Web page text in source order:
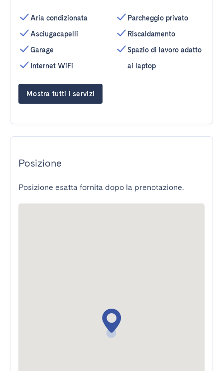
Aria condizionata
Asciugacapelli
Garage
Internet WiFi
Parcheggio privato
Riscaldamento
Spazio di lavoro adatto
ai laptop
Mostra tutti i servizi
Posizione
Posizione esatta fornita dopo la prenotazione.